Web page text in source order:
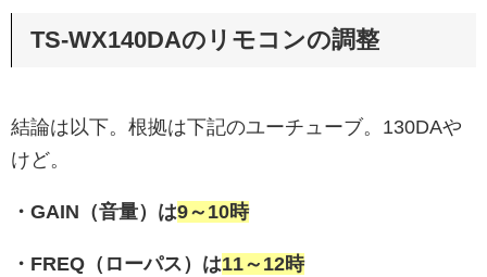
TS-WX140DAのリモコンの調整
結論は以下。根拠は下記のユーチューブ。130DAや
けど。
・GAIN（音量）は9～10時
・FREQ（ローパス）は11～12時